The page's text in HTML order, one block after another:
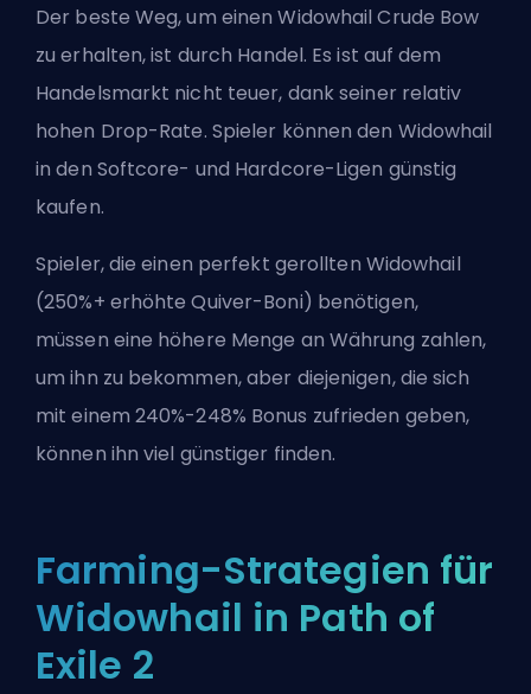
Der beste Weg, um einen Widowhail Crude Bow
zu erhalten, ist durch Handel. Es ist auf dem
Handelsmarkt nicht teuer, dank seiner relativ
hohen Drop-Rate. Spieler können den Widowhail
in den Softcore- und Hardcore-Ligen günstig
kaufen.
Spieler, die einen perfekt gerollten Widowhail
(250%+ erhöhte Quiver-Boni) benötigen,
müssen eine höhere Menge an Währung zahlen,
um ihn zu bekommen, aber diejenigen, die sich
mit einem 240%-248% Bonus zufrieden geben,
können ihn viel günstiger finden.
Farming-Strategien für
Widowhail in Path of
Exile 2